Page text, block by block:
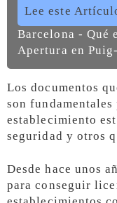
Lee este
Barcelona - Qué
Apertura en
Los documentos
son
establecimiento
seguridad y otros
Desde hace unos
para conseguir